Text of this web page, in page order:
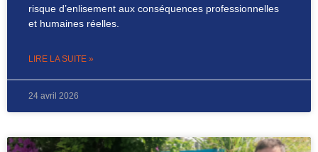
risque d’enlisement aux conséquences professionnelles
et humaines réelles.
LIRE LA SUITE »
24 avril 2026